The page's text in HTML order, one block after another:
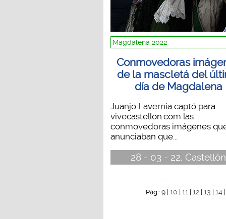
Magdalena 2022
Conmovedoras
de la mascletá del
día de Magdalena
Juanjo Lavernia captó para
vivecastellon.com las
conmovedoras imágenes
anunciaban que...
28 - 03 - 22, Castellón
Pág.: 9| 10 11| 12| 13 14